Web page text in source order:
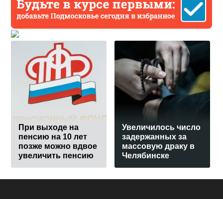
При выходе на
пенсию на 10 лет
позже можно вдвое
увеличить пенсию
Увеличилось число
задержанных за
массовую драку в
Челябинске